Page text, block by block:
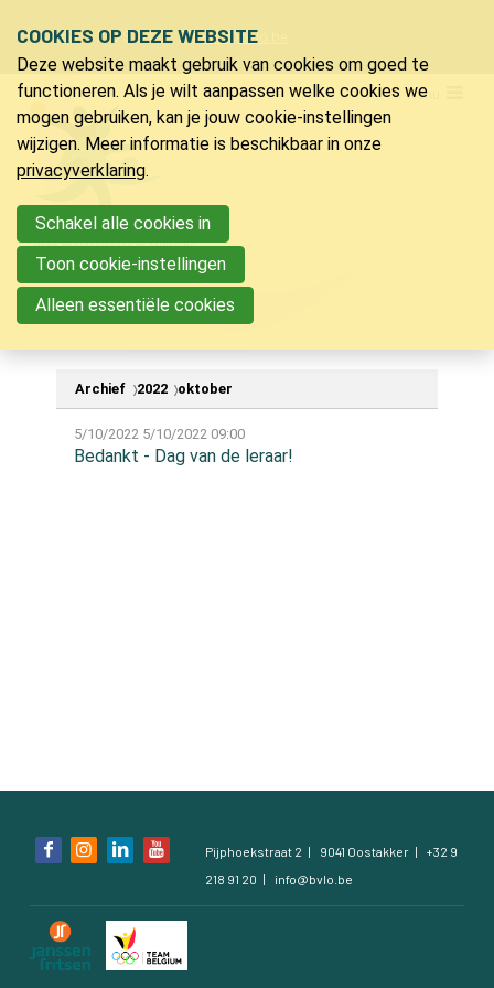
links
over
Spring
naar
de
Spring
naar
de
inhoud
Ons telefoon:
+32 9 218 91 20 Ons e-mailadres:
info@bvlo.be
Menu
Archief 2022 oktober
5/10/20225/10/2022 09:00
Bedankt - Dag van de leraar!
Bezoek
social
media
pagina's:
Pijphoekstraat 2 9041 Oostakker
+32 9
218 91 20
info@bvlo.be
LO & Sport
Lidmaatschap
Verzekering LO & sport
Voordelen
Vacatures
Nieuwsberichten
Partners
Bijscholingen
Inspiratie
Jeugdkampen
COOKIES OP DEZE WEBSITE
Deze website maakt gebruik van cookies om goed te
functioneren. Als je wilt aanpassen welke cookies we
mogen gebruiken, kan je jouw cookie-instellingen
wijzigen. Meer informatie is beschikbaar in onze
privacyverklaring.
Schakel alle cookies in
Toon cookie-instellingen
Alleen essentiële cookies